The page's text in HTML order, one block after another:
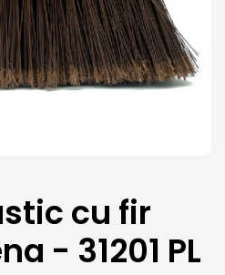
cu fir
- 31201 PL